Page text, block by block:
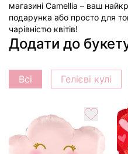
магазині Camellia – ваш
подарунка або просто для
чарівністю квітів!
Додати до
Всі Гелієві кулі